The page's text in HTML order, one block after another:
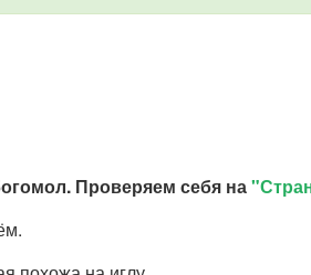
Проверяем себя на